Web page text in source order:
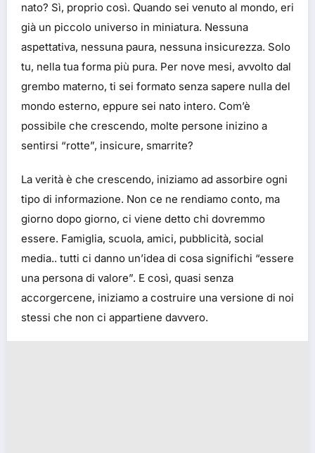
nato? Sì, proprio così. Quando sei venuto al mondo, eri
già un piccolo universo in miniatura. Nessuna
aspettativa, nessuna paura, nessuna insicurezza. Solo
tu, nella tua forma più pura. Per nove mesi, avvolto dal
grembo materno, ti sei formato senza sapere nulla del
mondo esterno, eppure sei nato intero. Com’è
possibile che crescendo, molte persone inizino a
sentirsi “rotte”, insicure, smarrite?
La verità è che crescendo, iniziamo ad assorbire ogni
tipo di informazione. Non ce ne rendiamo conto, ma
giorno dopo giorno, ci viene detto chi dovremmo
essere. Famiglia, scuola, amici, pubblicità, social
media.. tutti ci danno un’idea di cosa significhi “essere
una persona di valore”. E così, quasi senza
accorgercene, iniziamo a costruire una versione di noi
stessi che non ci appartiene davvero.